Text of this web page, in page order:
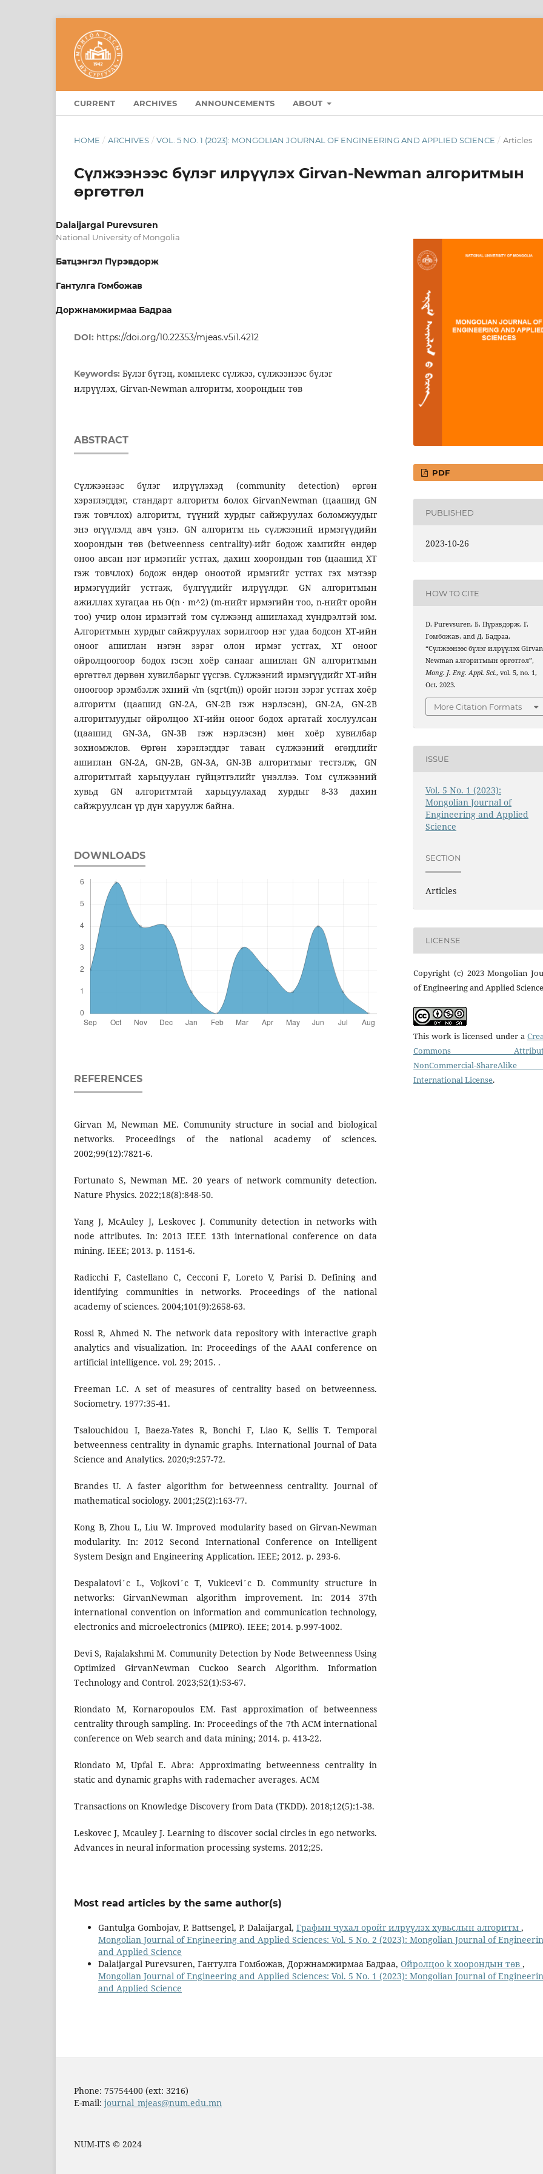
CURRENT ARCHIVES ANNOUNCEMENTS ABOUT
HOME / ARCHIVES / VOL. 5 NO. 1 (2023): MONGOLIAN JOURNAL OF ENGINEERING AND APPLIED SCIENCE / Articles
Сүлжээнээс бүлэг илрүүлэх Girvan-Newman алгоритмын
өргөтгөл
Dalaijargal Purevsuren
National University of Mongolia
Батцэнгэл Пүрэвдорж
Гантулга Гомбожав
Доржнамжирмаа Бадраа
DOI: https://doi.org/10.22353/mjeas.v5i1.4212
Keywords: Бүлэг бүтэц, комплекс сүлжээ, сүлжээнээс бүлэг
илрүүлэх, Girvan-Newman алгоритм, хоорондын төв
ABSTRACT
Сүлжээнээс бүлэг илрүүлэхэд (community detection) өргөн
хэрэглэгддэг, стандарт алгоритм болох GirvanNewman (цаашид GN
гэж товчлох) алгоритм, түүний хурдыг сайжруулах боломжуудыг
энэ өгүүлэлд авч үзнэ. GN алгоритм нь сүлжээний ирмэгүүдийн
хоорондын төв (betweenness centrality)-ийг бодож хамгийн өндөр
оноо авсан нэг ирмэгийг устгах, дахин хоорондын төв (цаашид ХТ
гэж товчлох) бодож өндөр оноотой ирмэгийг устгах гэх мэтээр
ирмэгүүдийг устгаж, бүлгүүдийг илрүүлдэг. GN алгоритмын
ажиллах хугацаа нь O(n · m^2) (m-нийт ирмэгийн тоо, n-нийт оройн
тоо) учир олон ирмэгтэй том сүлжээнд ашиглахад хүндрэлтэй юм.
Алгоритмын хурдыг сайжруулах зорилгоор нэг удаа бодсон ХТ-ийн
оноог ашиглан нэгэн зэрэг олон ирмэг устгах, ХТ оноог
ойролцоогоор бодох гэсэн хоёр санааг ашиглан GN алгоритмын
өргөтгөл дөрвөн хувилбарыг үүсгэв. Сүлжээний ирмэгүүдийг ХТ-ийн
оноогоор эрэмбэлж эхний √m (sqrt(m)) оройг нэгэн зэрэг устгах хоёр
алгоритм (цаашид GN-2A, GN-2B гэж нэрлэсэн), GN-2A, GN-2B
алгоритмуудыг ойролцоо ХТ-ийн оноог бодох аргатай хослуулсан
(цаашид GN-3A, GN-3B гэж нэрлэсэн) мөн хоёр хувилбар
зохиомжлов. Өргөн хэрэглэгддэг таван сүлжээний өгөгдлийг
ашиглан GN-2A, GN-2B, GN-3A, GN-3B алгоритмыг тестэлж, GN
алгоритмтай харьцуулан гүйцэтгэлийг үнэллээ. Том сүлжээний
хувьд GN алгоритмтай харьцуулахад хурдыг 8-33 дахин
сайжруулсан үр дүн харуулж байна.
DOWNLOADS
REFERENCES
Girvan M, Newman ME. Community structure in social and biological
networks. Proceedings of the national academy of sciences.
2002;99(12):7821-6.
Fortunato S, Newman ME. 20 years of network community detection.
Nature Physics. 2022;18(8):848-50.
Yang J, McAuley J, Leskovec J. Community detection in networks with
node attributes. In: 2013 IEEE 13th international conference on data
mining. IEEE; 2013. p. 1151-6.
Radicchi F, Castellano C, Cecconi F, Loreto V, Parisi D. Defining and
identifying communities in networks. Proceedings of the national
academy of sciences. 2004;101(9):2658-63.
Rossi R, Ahmed N. The network data repository with interactive graph
analytics and visualization. In: Proceedings of the AAAI conference on
artificial intelligence. vol. 29; 2015. .
Freeman LC. A set of measures of centrality based on betweenness.
Sociometry. 1977:35-41.
Tsalouchidou I, Baeza-Yates R, Bonchi F, Liao K, Sellis T. Temporal
betweenness centrality in dynamic graphs. International Journal of Data
Science and Analytics. 2020;9:257-72.
Brandes U. A faster algorithm for betweenness centrality. Journal of
mathematical sociology. 2001;25(2):163-77.
Kong B, Zhou L, Liu W. Improved modularity based on Girvan-Newman
modularity. In: 2012 Second International Conference on Intelligent
System Design and Engineering Application. IEEE; 2012. p. 293-6.
Despalatovi´c L, Vojkovi´c T, Vukicevi´c D. Community structure in
networks: GirvanNewman algorithm improvement. In: 2014 37th
international convention on information and communication technology,
electronics and microelectronics (MIPRO). IEEE; 2014. p.997-1002.
Devi S, Rajalakshmi M. Community Detection by Node Betweenness Using
Optimized GirvanNewman Cuckoo Search Algorithm. Information
Technology and Control. 2023;52(1):53-67.
Riondato M, Kornaropoulos EM. Fast approximation of betweenness
centrality through sampling. In: Proceedings of the 7th ACM international
conference on Web search and data mining; 2014. p. 413-22.
Riondato M, Upfal E. Abra: Approximating betweenness centrality in
static and dynamic graphs with rademacher averages. ACM
Transactions on Knowledge Discovery from Data (TKDD). 2018;12(5):1-38.
Leskovec J, Mcauley J. Learning to discover social circles in ego networks.
Advances in neural information processing systems. 2012;25.
PDF
PUBLISHED
2023-10-26
HOW TO CITE
D. Purevsuren, Б. Пүрэвдорж, Г.
Гомбожав, and Д. Бадраа,
“Сүлжээнээс бүлэг илрүүлэх
Newman алгоритмын өргөтгөл”,
Mong. J. Eng. Appl. Sci., vol. 5, no. 1,
Oct. 2023.
More Citation Formats
ISSUE
Vol. 5 No. 1 (2023):
Mongolian Journal of
Engineering and Applied
Science
SECTION
Articles
LICENSE
Copyright (c) 2023 Mongolian
of Engineering and Applied
This work is licensed under a
Commons
NonCommercial-
International License.
Most read articles by the same author(s)
Gantulga Gombojav, P. Battsengel, P. Dalaijargal, Графын чухал оройг илрүүлэх хувьслын алгоритм ,
Mongolian Journal of Engineering and Applied Sciences: Vol. 5 No. 2 (2023): Mongolian Journal of
and Applied Science
Dalaijargal Purevsuren, Гантулга Гомбожав, Доржнамжирмаа Бадраа, Ойролцоо k хоорондын төв ,
Mongolian Journal of Engineering and Applied Sciences: Vol. 5 No. 1 (2023): Mongolian Journal of
and Applied Science
Phone: 75754400 (ext: 3216)
E-mail: journal_mjeas@num.edu.mn
NUM-ITS © 2024